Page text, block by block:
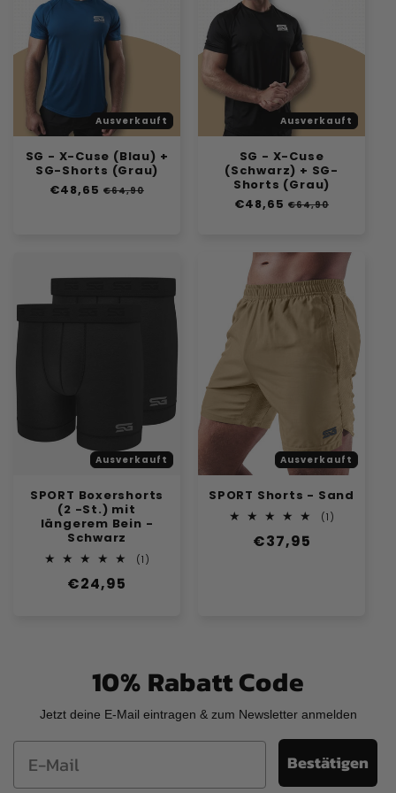
Ausverkauft
SG - X-Cuse (Blau) +
SG-Shorts (Grau)
Normaler
€48,65 Verkaufspreis
€64,90
Ausverkauft
SG - X-Cuse
(Schwarz) + SG-
Shorts (Grau)
Normaler
€48,65 Verkaufspreis
€64,90
Ausverkauft
SPORT Boxershorts
(2 -St.) mit
längerem Bein -
Schwarz
(1)
Normaler
€24,95
Ausverkauft
SPORT Shorts - Sand
(1)
Normaler
€37,95
10% Rabatt Code
Jetzt deine E-Mail eintragen & zum Newsletter anmelden
Email Bestätigen